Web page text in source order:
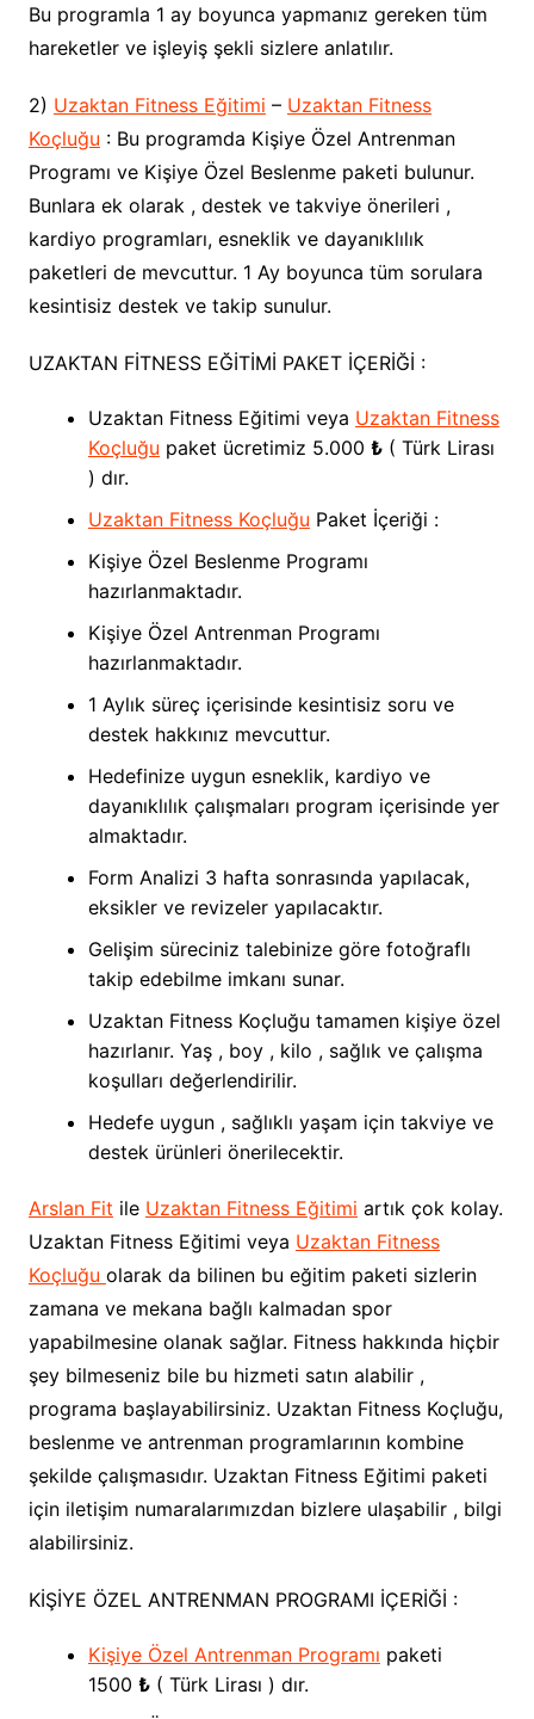
Bu programla 1 ay boyunca yapmanız gereken tüm
hareketler ve işleyiş şekli sizlere anlatılır.
2) Uzaktan Fitness Eğitimi – Uzaktan Fitness
Koçluğu : Bu programda Kişiye Özel Antrenman
Programı ve Kişiye Özel Beslenme paketi bulunur.
Bunlara ek olarak , destek ve takviye önerileri ,
kardiyo programları, esneklik ve dayanıklılık
paketleri de mevcuttur. 1 Ay boyunca tüm sorulara
kesintisiz destek ve takip sunulur.
UZAKTAN FİTNESS EĞİTİMİ PAKET İÇERİĞİ :
Uzaktan Fitness Eğitimi veya Uzaktan Fitness
Koçluğu paket ücretimiz 5.000 ₺( Türk Lirası
) dır.
Uzaktan Fitness Koçluğu Paket İçeriği :
Kişiye Özel Beslenme Programı
hazırlanmaktadır.
Kişiye Özel Antrenman Programı
hazırlanmaktadır.
1 Aylık süreç içerisinde kesintisiz soru ve
destek hakkınız mevcuttur.
Hedefinize uygun esneklik, kardiyo ve
dayanıklılık çalışmaları program içerisinde yer
almaktadır.
Form Analizi 3 hafta sonrasında yapılacak,
eksikler ve revizeler yapılacaktır.
Gelişim süreciniz talebinize göre fotoğraflı
takip edebilme imkanı sunar.
Uzaktan Fitness Koçluğu tamamen kişiye özel
hazırlanır. Yaş , boy , kilo , sağlık ve çalışma
koşulları değerlendirilir.
Hedefe uygun , sağlıklı yaşam için takviye ve
destek ürünleri önerilecektir.
Arslan Fit ile Uzaktan Fitness Eğitimi artık çok kolay.
Uzaktan Fitness Eğitimi veya Uzaktan Fitness
Koçluğu olarak da bilinen bu eğitim paketi sizlerin
zamana ve mekana bağlı kalmadan spor
yapabilmesine olanak sağlar. Fitness hakkında hiçbir
şey bilmeseniz bile bu hizmeti satın alabilir ,
programa başlayabilirsiniz. Uzaktan Fitness Koçluğu,
beslenme ve antrenman programlarının kombine
şekilde çalışmasıdır. Uzaktan Fitness Eğitimi paketi
için iletişim numaralarımızdan bizlere ulaşabilir , bilgi
alabilirsiniz.
KİŞİYE ÖZEL ANTRENMAN PROGRAMI İÇERİĞİ :
Kişiye Özel Antrenman Programı paketi
1500 ₺( Türk Lirası ) dır.